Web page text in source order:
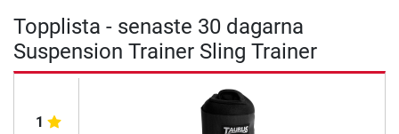
Topplista - senaste 30 dagarna
Suspension Trainer Sling Trainer
1